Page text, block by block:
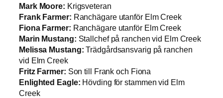
Mark Moore: Krigsveteran
Frank Farmer: Ranchägare utanför Elm Creek
Fiona Farmer: Ranchägare utanför Elm Creek
Marin Mustang: Stallchef på ranchen vid Elm Creek
Melissa Mustang:Trädgårdsansvarig på ranchen
vid Elm Creek
Fritz Farmer: Son till Frank och Fiona
Enlighted Eagle: Hövding för stammen vid Elm
Creek